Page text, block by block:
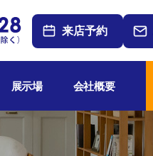
来店予約
展示場 会社概要